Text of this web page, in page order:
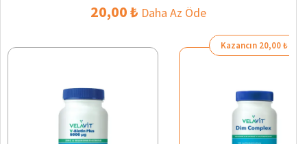
20,00 ₺ Daha Az Öde
Kazancın 20,00 ₺